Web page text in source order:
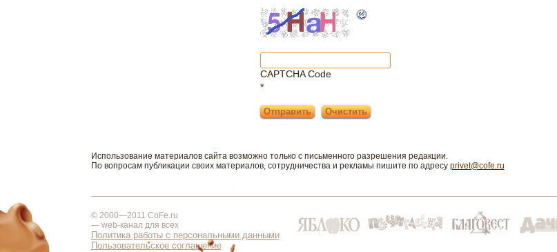
CAPTCHA Code
*
Использование материалов сайта возможно только с письменного разрешения редакции.
По вопросам публикации своих материалов, сотрудничества и рекламы пишите по адресу privet@cofe.ru
© 2000—2011 CoFe.ru
— web-канал для всех
Политика работы с персональными данными
Пользовательское соглашение